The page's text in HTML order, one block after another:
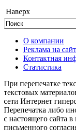
Наверх
О компании
Реклама на
Контактная
Статистика
При перепечатке
текстовых
сети Интернет
Перепечатка либо
с настоящего сайта
письменного